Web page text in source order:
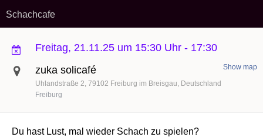
Schachcafe
Freitag, 21.11.25 um 15:30 Uhr - 17:30
zuka solicafé
Uhlandstraße 2 79102 Freiburg im Breisgau Deutschland
Show map
Freiburg
Du hast Lust, mal wieder Schach zu spielen?